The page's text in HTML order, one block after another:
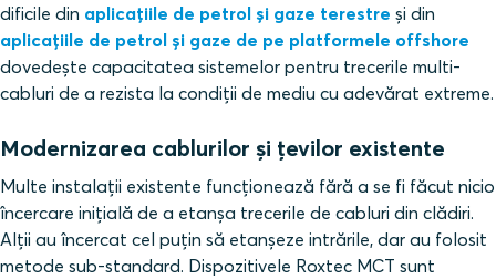
dificile din aplicațiile de petrol și gaze terestre și din
aplicațiile de petrol și gaze de pe platformele offshore
dovedește capacitatea sistemelor pentru trecerile multi-
cabluri de a rezista la condiții de mediu cu adevărat extreme.
Modernizarea cablurilor și țevilor existente
Multe instalații existente funcționează fără a se fi făcut nicio
încercare inițială de a etanșa trecerile de cabluri din clădiri.
Alții au încercat cel puțin să etanșeze intrările, dar au folosit
metode sub-standard. Dispozitivele Roxtec MCT sunt